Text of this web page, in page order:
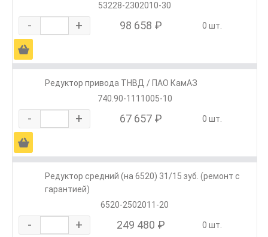
53228-2302010-30
- + 98 658 ₽ 0 шт.
Ä
Редуктор привода ТНВД / ПАО КамАЗ
740.90-1111005-10
- + 67 657 ₽ 0 шт.
Ä
Редуктор средний (на 6520) 31/15 зуб. (ремонт с
гарантией)
6520-2502011-20
- + 249 480 ₽ 0 шт.